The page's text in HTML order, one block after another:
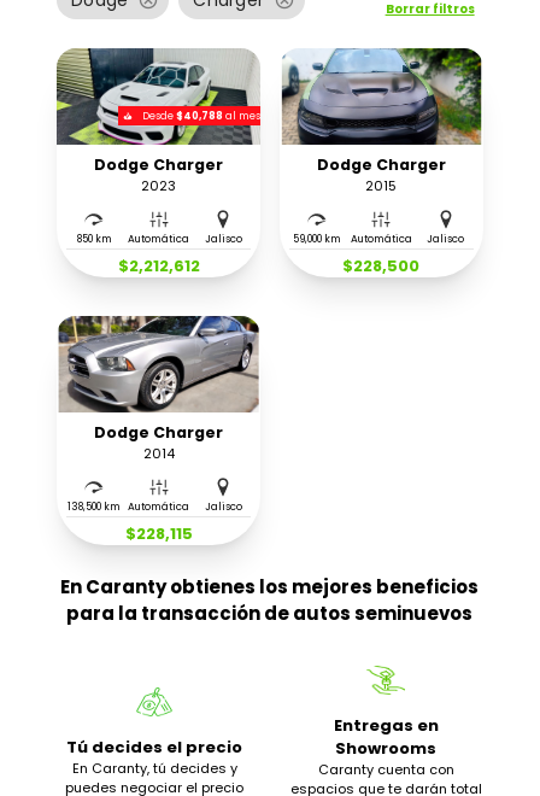
Borrar filtros
Desde$40,788 al mes
Dodge Charger
2023
850 km Automática Jalisco
$2,212,612
Dodge Charger
2015
59,000 km Automática Jalisco
$228,500
Dodge Charger
2014
138,500 km Automática Jalisco
$228,115
En Caranty obtienes los mejores beneficios
para la transacción de autos seminuevos
Tú decides el precio
En Caranty, tú decides y
puedes negociar el precio
Entregas en
Showrooms
Caranty cuenta con
espacios que te darán total